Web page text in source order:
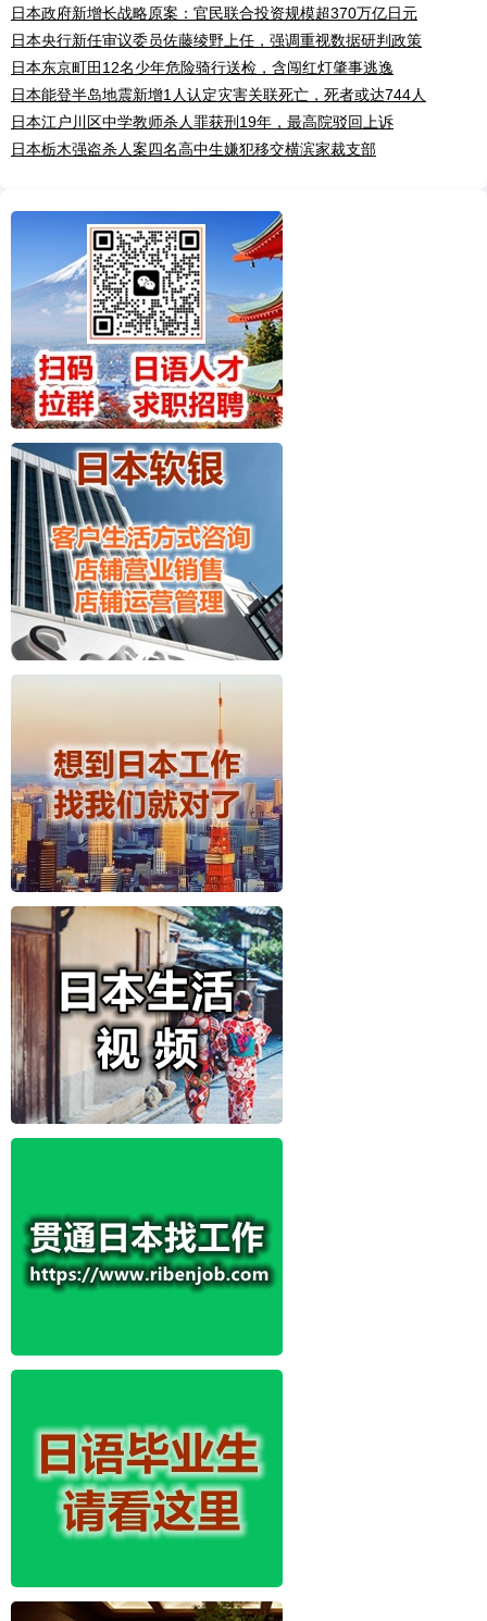
日本政府新增长战略原案：官民联合投资规模超370万亿日元
日本央行新任审议委员佐藤绫野上任，强调重视数据研判政策
日本东京町田12名少年危险骑行送检，含闯红灯肇事逃逸
日本能登半岛地震新增1人认定灾害关联死亡，死者或达744人
日本江户川区中学教师杀人罪获刑19年，最高院驳回上诉
日本栃木强盗杀人案四名高中生嫌犯移交横滨家裁支部